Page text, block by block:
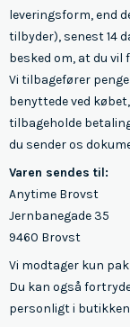
leveringsform, end
tilbyder), senest 14
besked om, at du
Vi tilbagefører
benyttede ved
tilbageholde
du sender os
Varen sendes til:
Anytime Brovst
Jernbanegade 35
9460 Brovst
Vi modtager kun
Du kan også
personligt i